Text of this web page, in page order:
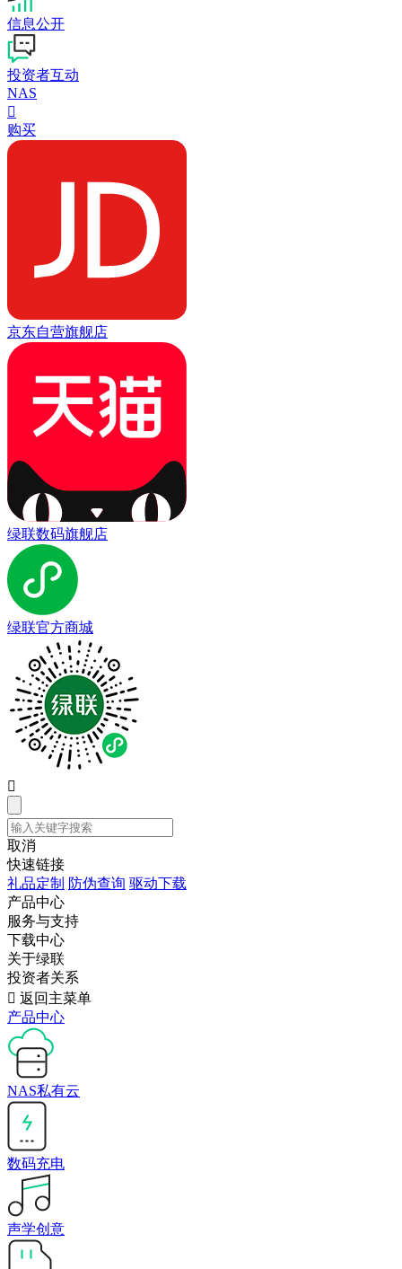
信息公开
投资者互动
NAS

购买
京东自营旗舰店
绿联数码旗舰店
绿联官方商城

取消
快速链接
礼品定制 防伪查询 驱动下载
产品中心
服务与支持
下载中心
关于绿联
投资者关系
 返回主菜单
产品中心
NAS私有云
数码充电
声学创意